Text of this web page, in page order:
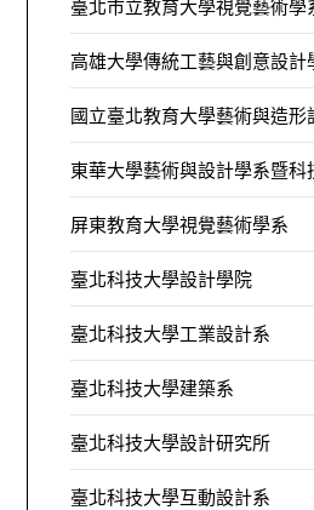
臺北市立教育大學視覺藝術學
高雄大學傳統工藝與創意設計
國立臺北教育大學藝術與造形
東華大學藝術與設計學系暨科
屏東教育大學視覺藝術學系
臺北科技大學設計學院
臺北科技大學工業設計系
臺北科技大學建築系
臺北科技大學設計研究所
臺北科技大學互動設計系